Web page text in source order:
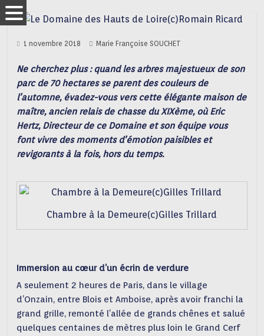
1 novembre 2018 Marie Françoise SOUCHET
Ne cherchez plus : quand les arbres majestueux de son
parc de 70 hectares se parent des couleurs de
l’automne, évadez-vous vers cette élégante maison de
maître, ancien relais de chasse du XIXème, où Eric
Hertz, Directeur de ce Domaine et son équipe vous
font vivre des moments d’émotion paisibles et
revigorants à la fois, hors du temps.
Chambre à la Demeure(c)Gilles Trillard
Immersion au cœur d’un écrin de verdure
A seulement 2 heures de Paris, dans le village
d’Onzain, entre Blois et Amboise, après avoir franchi la
grand grille, remonté l’allée de grands chênes et salué
quelques centaines de mètres plus loin le Grand Cerf